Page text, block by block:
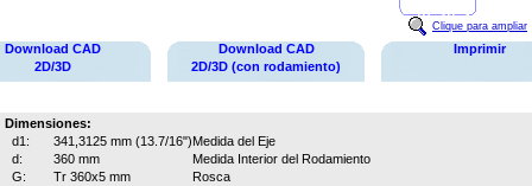
Clique para ampliar
Download CAD
2D/3D
Download CAD
2D/3D (con rodamiento)
Imprimir
Dimensiones:
d1:
341,3125 mm (13.7/16")Medida del Eje
d:
360 mm
Medida Interior del Rodamiento
G:
Tr 360x5 mm
Rosca